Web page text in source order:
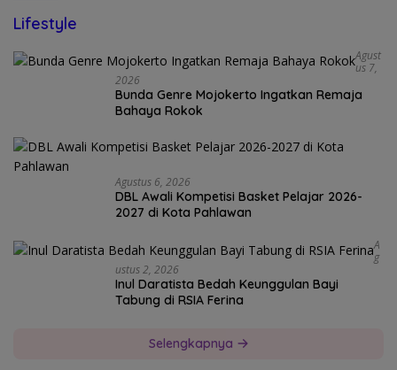
Lifestyle
Agust
Us 7,
2026
Bunda Genre Mojokerto Ingatkan Remaja
Bahaya Rokok
Agustus 6, 2026
DBL Awali Kompetisi Basket Pelajar 2026-
2027 di Kota Pahlawan
A
G
Ustus 2, 2026
Inul Daratista Bedah Keunggulan Bayi
Tabung di RSIA Ferina
Selengkapnya